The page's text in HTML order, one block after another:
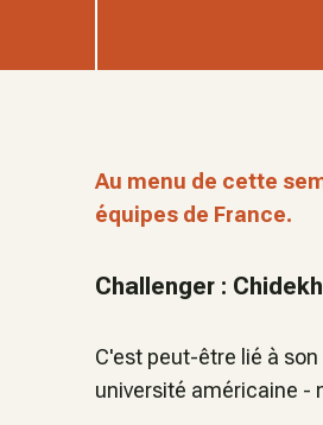
Au menu de cette
équipes de France.
Challenger :
C'est peut-être lié à
université américaine -